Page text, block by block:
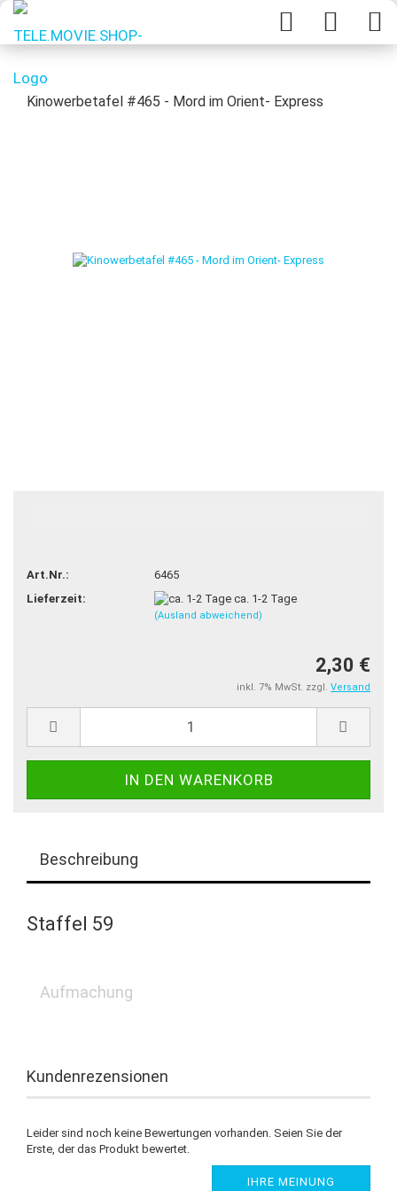
Kinowerbetafel #465 - Mord im Orient- Express
Art.Nr.:
6465
Lieferzeit:
ca. 1-2 Tage
(Ausland abweichend)
2,30 €
inkl. 7% MwSt. zzgl. Versand
Beschreibung
Staffel 59
Aufmachung
Kundenrezensionen
Leider sind noch keine Bewertungen vorhanden. Seien Sie der
Erste, der das Produkt bewertet.
IHRE MEINUNG